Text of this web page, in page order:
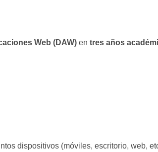
Web (DAW) en tres años
dispositivos (móviles, escritorio, web,